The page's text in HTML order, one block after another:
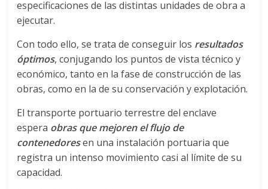
d
e
E
q
u
especificaciones de las distintas unidades de obra a
ejecutar.
Con todo ello, se trata de conseguir los resultados
óptimos, conjugando los puntos de vista técnico y
económico, tanto en la fase de construcción de las
obras, como en la de su conservación y explotación.
El transporte portuario terrestre del enclave
espera obras que mejoren el flujo de
contenedoresen una instalación portuaria que
registra un intenso movimiento casi al límite de su
capacidad.